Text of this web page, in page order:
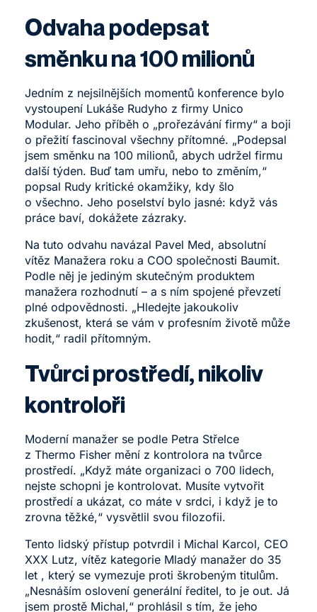
Odvaha podepsat
směnku na 100 milionů
Jedním z nejsilnějších momentů konference bylo
vystoupení Lukáše Rudyho z firmy Unico
Modular. Jeho příběh o „prořezávání firmy“ a boji
o přežití fascinoval všechny přítomné. „Podepsal
jsem směnku na 100 milionů, abych udržel firmu
další týden. Buď tam umřu, nebo to změním,“
popsal Rudy kritické okamžiky, kdy šlo
o všechno. Jeho poselství bylo jasné: když vás
práce baví, dokážete zázraky.
Na tuto odvahu navázal Pavel Med, absolutní
vítěz Manažera roku a COO společnosti Baumit.
Podle něj je jediným skutečným produktem
manažera rozhodnutí – a s ním spojené převzetí
plné odpovědnosti. „Hledejte jakoukoliv
zkušenost, která se vám v profesním životě může
hodit,“ radil přítomným.
Tvůrci prostředí, nikoliv
kontroloři
Moderní manažer se podle Petra Střelce
z Thermo Fisher mění z kontrolora na tvůrce
prostředí. „Když máte organizaci o 700 lidech,
nejste schopni je kontrolovat. Musíte vytvořit
prostředí a ukázat, co máte v srdci, i když je to
zrovna těžké,“ vysvětlil svou filozofii.
Tento lidský přístup potvrdil i Michal Karcol, CEO
XXX Lutz, vítěz kategorie Mladý manažer do 35
let , který se vymezuje proti škrobeným titulům.
„Nesnáším oslovení generální ředitel, to je out. Já
jsem prostě Michal,“ prohlásil s tím, že jeho